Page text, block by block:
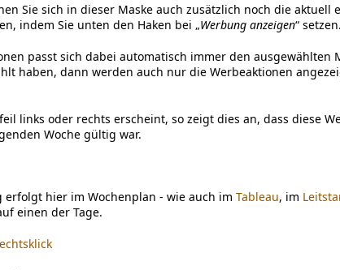
Sie sich in dieser Maske auch zusätzlich noch die aktuell
indem Sie unten den Haken bei „Werbung anzeigen“ setzen.
passt sich dabei automatisch immer den ausgewählten
haben, dann werden auch nur die Werbeaktionen
links oder rechts erscheint, so zeigt dies an, dass diese
Woche gültig war.
erfolgt hier im Wochenplan - wie auch im Tableau, im
einen der Tage.